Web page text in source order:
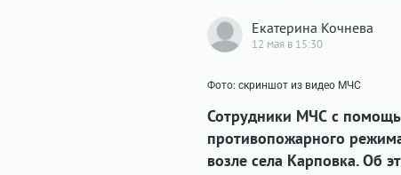
Екатерина Кочнева
12 мая в 15:30
Фото: скриншот из видео МЧС
Сотрудники МЧС с
противопожарного
возле села Карповка. Об